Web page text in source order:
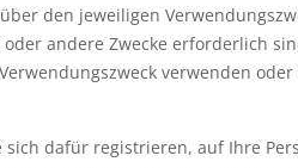
den jeweiligen
andere Zwecke erforderlich
verwenden
dafür registrieren, auf Ihre